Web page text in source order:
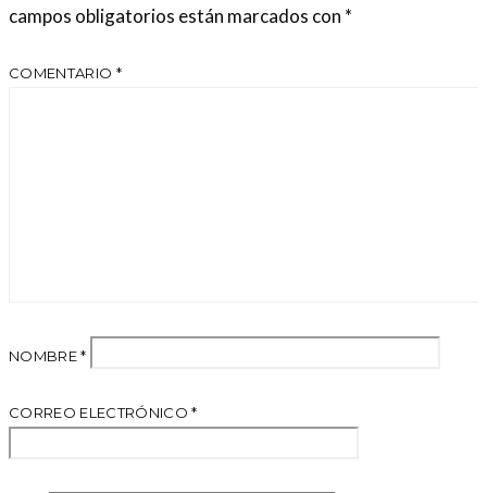
campos obligatorios están marcados con *
COMENTARIO *
NOMBRE*
CORREO ELECTRÓNICO*